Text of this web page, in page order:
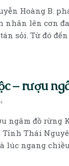
Hoàng B.
nhân lên cơn
sỏi. Từ đó đến
– rượu
ngâm đồ rừng
Tỉnh Thái
lúc ngang chiều